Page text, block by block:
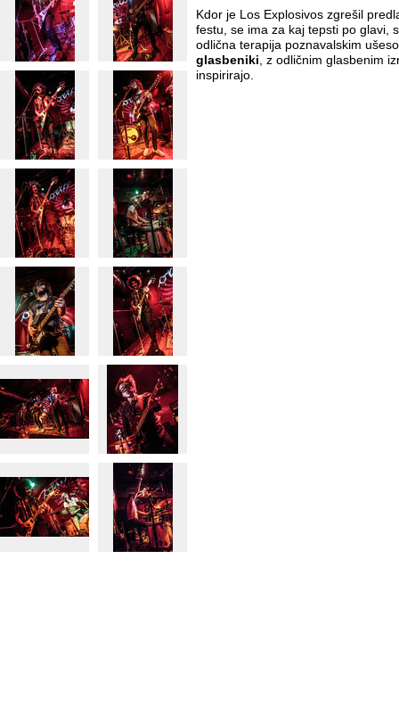
Kdor je Los Explosivos zgrešil
festu, se ima za kaj tepsti po glavi,
odlična terapija poznavalskim
glasbeniki, z odličnim glasbenim
inspirirajo.